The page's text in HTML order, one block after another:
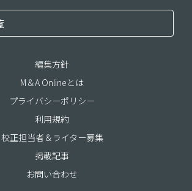
編集方針
M＆A Onlineとは
プライバシーポリシー
利用規約
校正担当者＆ライター募集
掲載記事
お問い合わせ